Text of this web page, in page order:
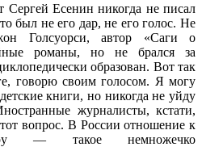
Есенин никогда не писал
был не его дар, не его голос. Не
Голсуорси, автор «Саги о
романы, но не брался за
образован. Вот так
говорю своим голосом. Я могу
книги, но никогда не уйду
журналисты, кстати,
вопрос. В России отношение к
— такое немножечко